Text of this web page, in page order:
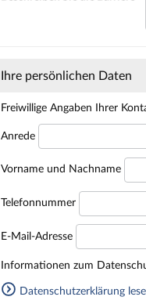
Ihre persönlichen Daten
Freiwillige Angaben Ihrer
Anrede
Vorname und Nachname
Telefonnummer
E-Mail-Adresse
Homepage
Informationen zum
Datenschutzerklärung